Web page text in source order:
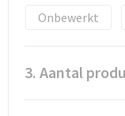
Onbewerkt
3. Aantal